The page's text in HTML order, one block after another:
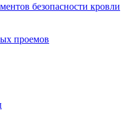
безопасности кровли
проемов